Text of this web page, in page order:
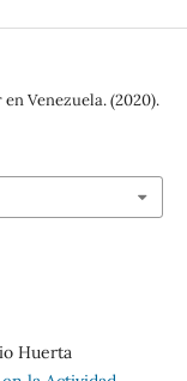
Venezuela. (2020).
Huerta